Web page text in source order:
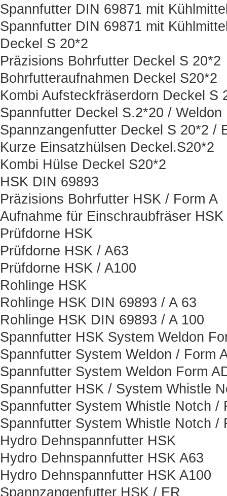
Spannfutter DIN 69871 mit
Spannfutter DIN 69871 mit
Deckel S 20*2
Präzisions Bohrfutter Deckel S 20*2
Bohrfutteraufnahmen Deckel S20*2
Kombi Aufsteckfräserdorn Deckel S
Spannfutter Deckel S.2*20 / Weldon
Spannzangenfutter Deckel S 20*2 /
Kurze Einsatzhülsen Deckel.S20*2
Kombi Hülse Deckel S20*2
HSK DIN 69893
Präzisions Bohrfutter HSK / Form A
Aufnahme für Einschraubfräser HSK
Prüfdorne HSK
Prüfdorne HSK / A63
Prüfdorne HSK / A100
Rohlinge HSK
Rohlinge HSK DIN 69893 / A 63
Rohlinge HSK DIN 69893 / A 100
Spannfutter HSK System Weldon
Spannfutter System Weldon / Form
Spannfutter System Weldon Form
Spannfutter HSK / System Whistle
Spannfutter System Whistle Notch /
Spannfutter System Whistle Notch /
Hydro Dehnspannfutter HSK
Hydro Dehnspannfutter HSK A63
Hydro Dehnspannfutter HSK A100
Spannzangenfutter HSK / ER